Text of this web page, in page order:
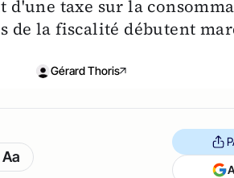
taxe sur la
de la fiscalité débutent
Gérard Thoris
Aa